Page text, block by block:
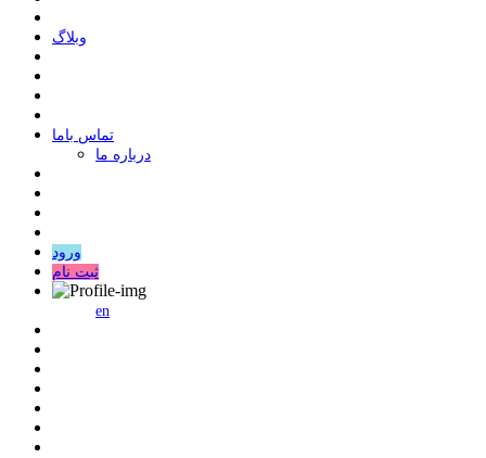
وبلاگ
ﺗﻤﺎﺱ ﺑﺎﻣﺎ
درباره ما
ورود
ثبت نام
en